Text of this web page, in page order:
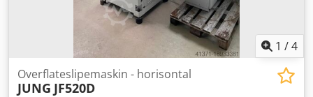
1 /4
Overflateslipemaskin - horisontal
JUNG JF520D